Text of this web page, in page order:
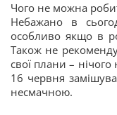
Чого не можна
Небажано в
особливо якщо в
Також не
свої плани –
16 червня
несмачною.